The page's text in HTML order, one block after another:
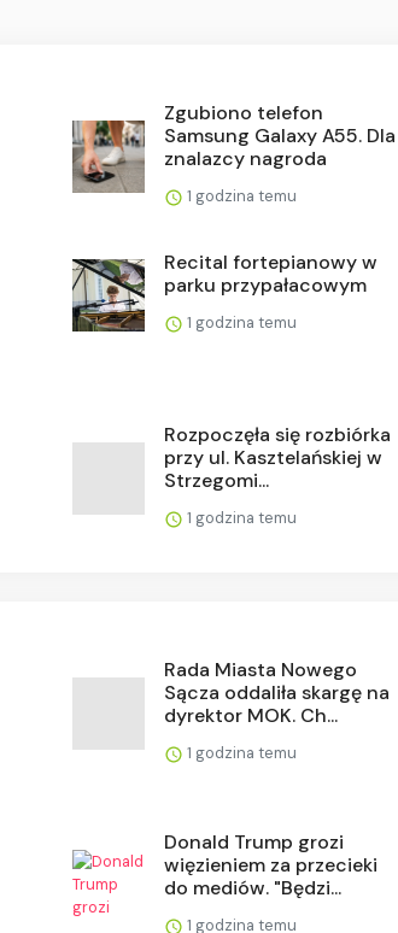
Zgubiono telefon
Samsung Galaxy A55. Dla
znalazcy nagroda
1 godzina temu
Recital fortepianowy w
parku przypałacowym
1 godzina temu
Rozpoczęła się rozbiórka
przy ul. Kasztelańskiej w
Strzegomi...
1 godzina temu
Rada Miasta Nowego
Sącza oddaliła skargę na
dyrektor MOK. Ch...
1 godzina temu
Donald Trump grozi
więzieniem za przecieki
do mediów. "Będzi...
1 godzina temu